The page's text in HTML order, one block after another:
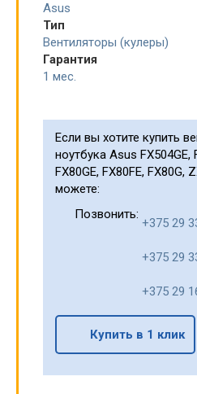
Asus
Тип
Вентиляторы (кулеры)
Гарантия
1 мес.
Если вы хотите купить
ноутбука Asus FX504GE,
FX80GE, FX80FE, FX80G,
можете:
Позвонить:
+375 29
+375 29
+375 29
Купить в 1 клик